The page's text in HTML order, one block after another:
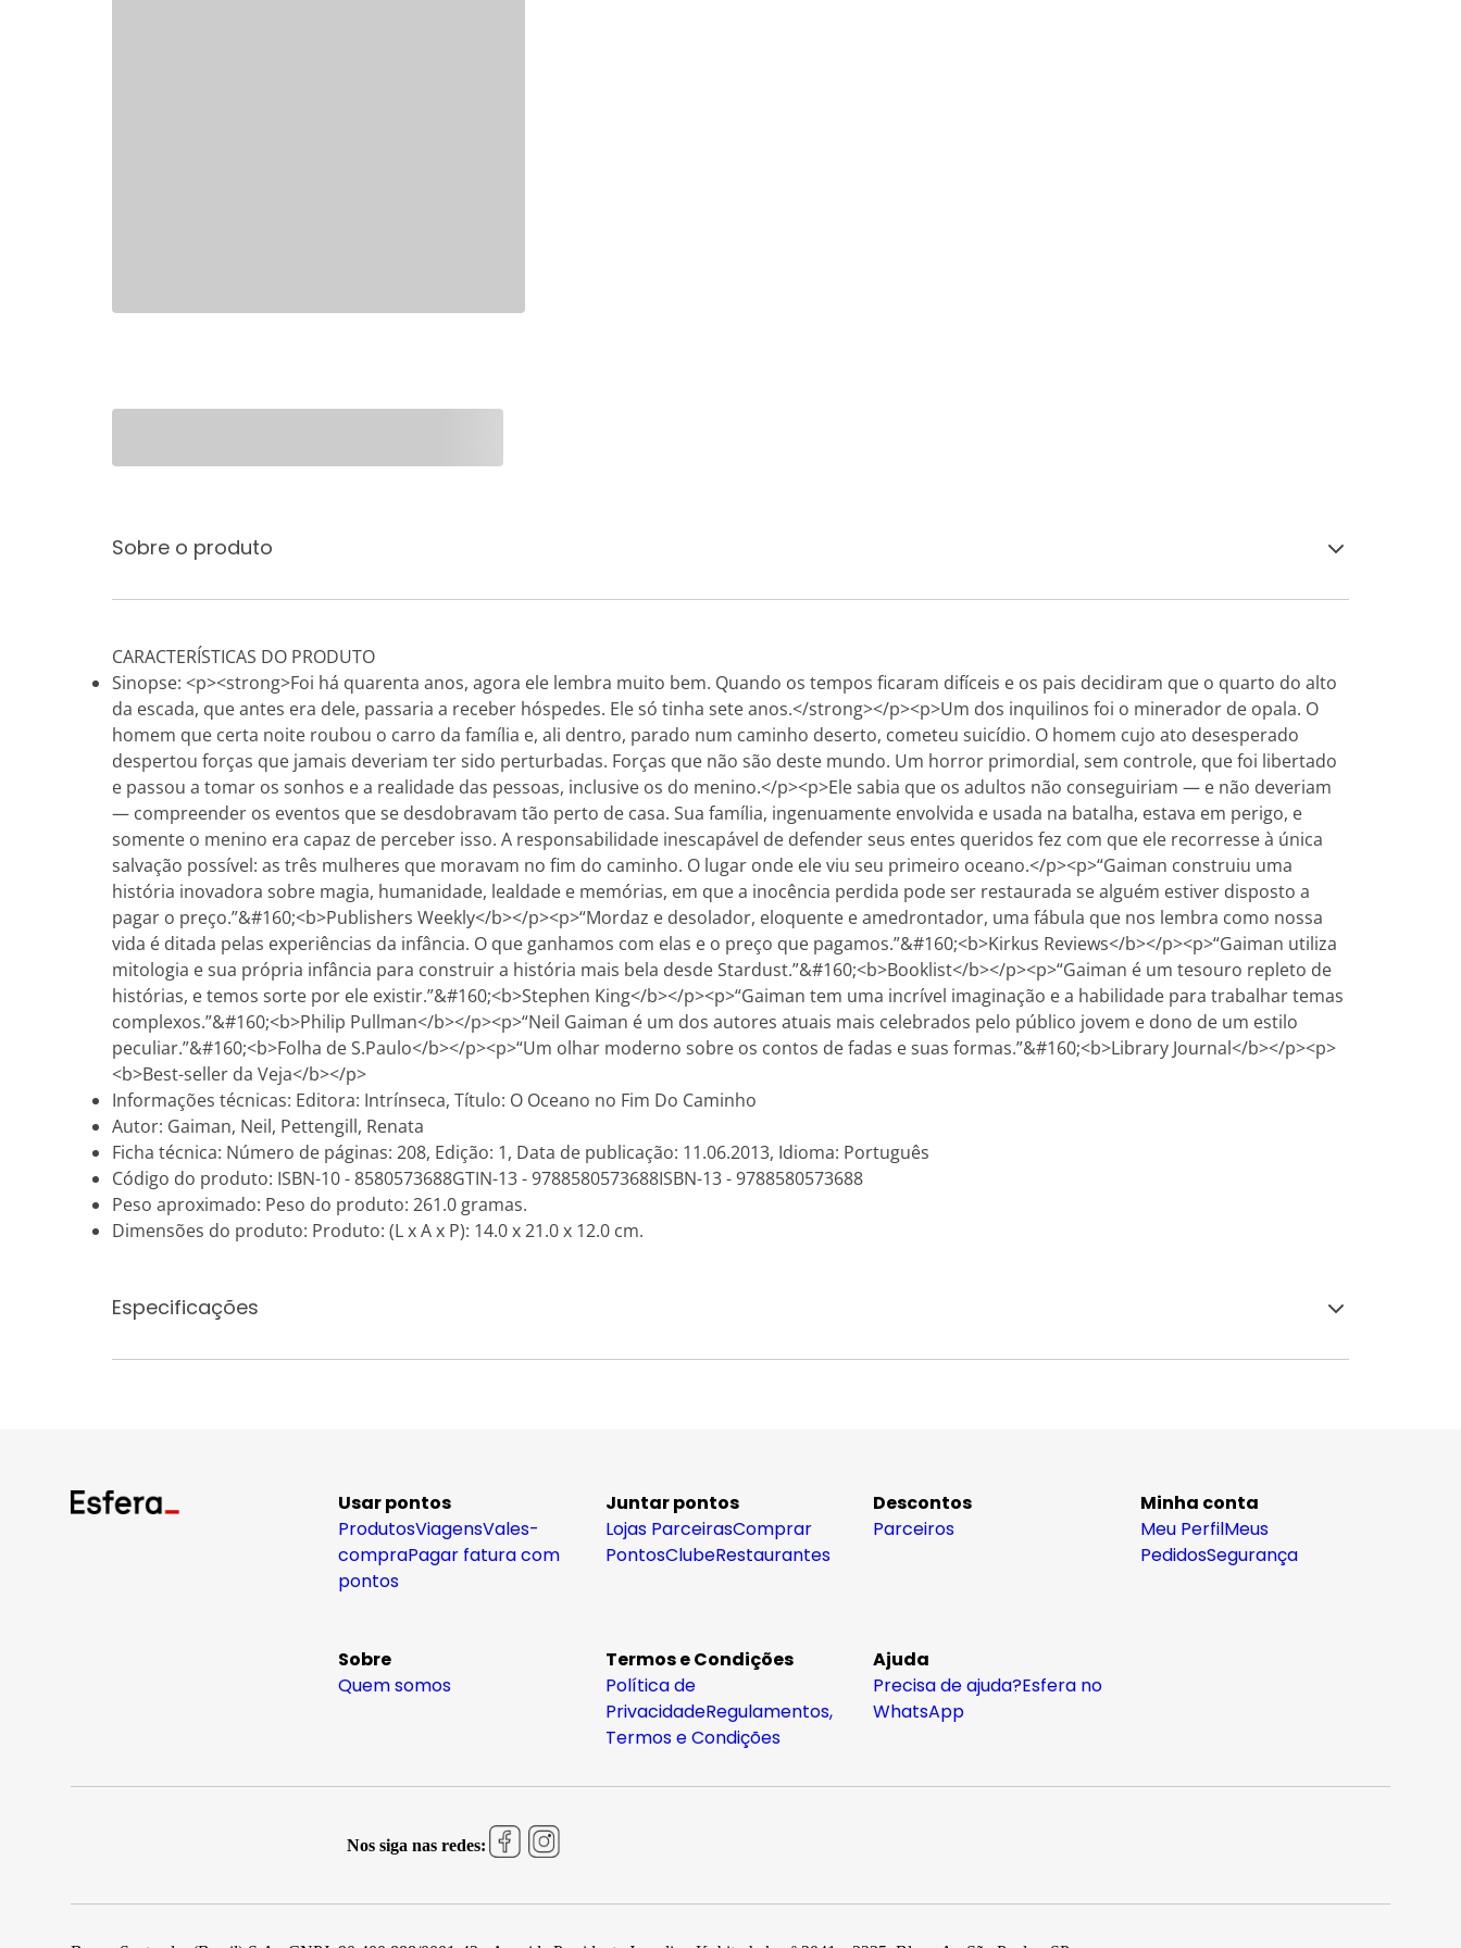
Sobre o produto
CARACTERÍSTICAS DO PRODUTO
Sinopse: <p><strong>Foi há quarenta anos, agora ele lembra muito bem. Quando os tempos ficaram difíceis e os pais decidiram que o quarto do alto
da escada, que antes era dele, passaria a receber hóspedes. Ele só tinha sete anos.</strong></p><p>Um dos inquilinos foi o minerador de opala. O
homem que certa noite roubou o carro da família e, ali dentro, parado num caminho deserto, cometeu suicídio. O homem cujo ato desesperado
despertou forças que jamais deveriam ter sido perturbadas. Forças que não são deste mundo. Um horror primordial, sem controle, que foi libertado
e passou a tomar os sonhos e a realidade das pessoas, inclusive os do menino.</p><p>Ele sabia que os adultos não conseguiriam — e não deveriam
— compreender os eventos que se desdobravam tão perto de casa. Sua família, ingenuamente envolvida e usada na batalha, estava em perigo, e
somente o menino era capaz de perceber isso. A responsabilidade inescapável de defender seus entes queridos fez com que ele recorresse à única
salvação possível: as três mulheres que moravam no fim do caminho. O lugar onde ele viu seu primeiro oceano.</p><p>“Gaiman construiu uma
história inovadora sobre magia, humanidade, lealdade e memórias, em que a inocência perdida pode ser restaurada se alguém estiver disposto a
pagar o preço.”&#160;<b>Publishers Weekly</b></p><p>“Mordaz e desolador, eloquente e amedrontador, uma fábula que nos lembra como nossa
vida é ditada pelas experiências da infância. O que ganhamos com elas e o preço que pagamos.”&#160;<b>Kirkus Reviews</b></p><p>“Gaiman utiliza
mitologia e sua própria infância para construir a história mais bela desde Stardust.”&#160;<b>Booklist</b></p><p>“Gaiman é um tesouro repleto de
histórias, e temos sorte por ele existir.”&#160;<b>Stephen King</b></p><p>“Gaiman tem uma incrível imaginação e a habilidade para trabalhar temas
complexos.”&#160;<b>Philip Pullman</b></p><p>“Neil Gaiman é um dos autores atuais mais celebrados pelo público jovem e dono de um estilo
peculiar.”&#160;<b>Folha de S.Paulo</b></p><p>“Um olhar moderno sobre os contos de fadas e suas formas.”&#160;<b>Library Journal</b></p><p>
<b>Best-seller da Veja</b></p>
Informações técnicas: Editora: Intrínseca, Título: O Oceano no Fim Do Caminho
Autor: Gaiman, Neil, Pettengill, Renata
Ficha técnica: Número de páginas: 208, Edição: 1, Data de publicação: 11.06.2013, Idioma: Português
Código do produto: ISBN-10 - 8580573688GTIN-13 - 9788580573688ISBN-13 - 9788580573688
Peso aproximado: Peso do produto: 261.0 gramas.
Dimensões do produto: Produto: (L x A x P): 14.0 x 21.0 x 12.0 cm.
Especificações
Usar pontos
ProdutosViagensVales-
compraPagar fatura com
pontos
Juntar pontos
Lojas ParceirasComprar
PontosClubeRestaurantes
Descontos
Parceiros
Minha conta
Meu PerfilMeus
PedidosSegurança
Sobre
Quem somos
Termos e Condições
Política de
PrivacidadeRegulamentos,
Termos e Condições
Ajuda
Precisa de ajuda?Esfera no
WhatsApp
Nos siga nas redes: